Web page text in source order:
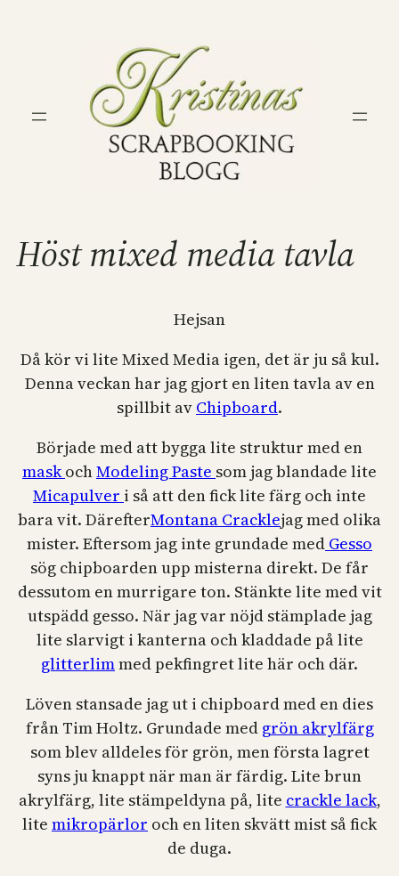
Höst mixed media tavla
Hejsan
Då kör vi lite Mixed Media igen, det är ju så kul.
Denna veckan har jag gjort en liten tavla av en
spillbit av Chipboard.
Började med att bygga lite struktur med en
maskochModeling Paste som jag blandade lite
Micapulver i så att den fick lite färg och inte
bara vit. DärefterMontana Cracklejag med olika
mister. Eftersom jag inte grundade med Gesso
sög chipboarden upp misterna direkt. De får
dessutom en murrigare ton. Stänkte lite med vit
utspädd gesso. När jag var nöjd stämplade jag
lite slarvigt i kanterna och kladdade på lite
glitterlimmed pekfingret lite här och där.
Löven stansade jag ut i chipboard med en dies
från Tim Holtz. Grundade med grön akrylfärg
som blev alldeles för grön, men första lagret
syns ju knappt när man är färdig. Lite brun
akrylfärg, lite stämpeldyna på, lite crackle lack,
lite mikropärlor och en liten skvätt mist så fick
de duga.